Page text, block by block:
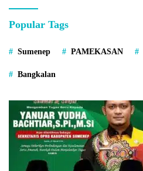
Popular Tags
Sumenep PAMEKASAN
Bangkalan